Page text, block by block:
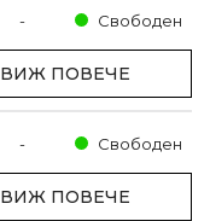
- Свободен
ВИЖ ПОВЕЧЕ
- Свободен
ВИЖ ПОВЕЧЕ